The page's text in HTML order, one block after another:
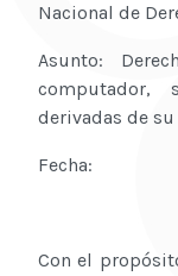
Nacional de
Asunto:
computador,
derivadas de
Fecha: 9
Con el